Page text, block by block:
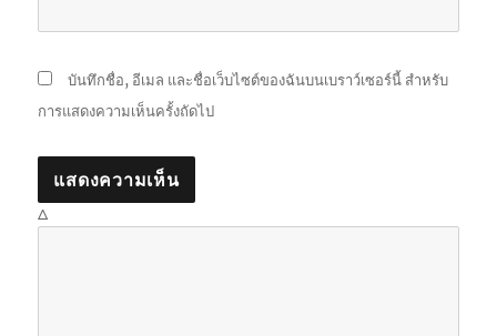
บันทึกชื่อ, อีเมล และชื่อเว็บไซต์ของฉันบนเบราว์เซอร์นี้ สำหรับ
การแสดงความเห็นครั้งถัดไป
Δ